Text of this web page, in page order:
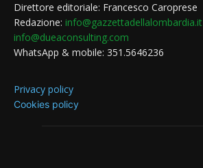
Direttore editoriale: Francesco Caroprese
Redazione: info@gazzettadellalombardia.it
info@dueaconsulting.com
WhatsApp & mobile: 351.5646236
Privacy policy
Cookies policy